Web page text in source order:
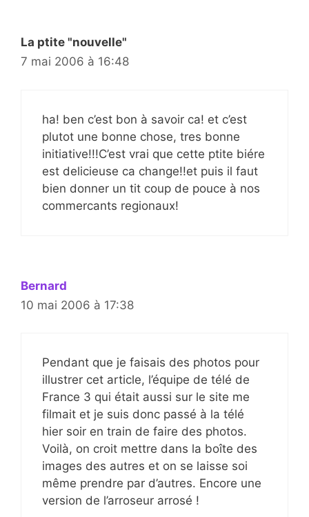
La ptite "nouvelle"
7 mai 2006 à 16:48
ha! ben c’est bon à savoir ca! et c’est
plutot une bonne chose, tres bonne
initiative!!!C’est vrai que cette ptite biére
est delicieuse ca change!!et puis il faut
bien donner un tit coup de pouce à nos
commercants regionaux!
Bernard
10 mai 2006 à 17:38
Pendant que je faisais des photos pour
illustrer cet article, l’équipe de télé de
France 3 qui était aussi sur le site me
filmait et je suis donc passé à la télé
hier soir en train de faire des photos.
Voilà, on croit mettre dans la boîte des
images des autres et on se laisse soi
même prendre par d’autres. Encore une
version de l’arroseur arrosé !